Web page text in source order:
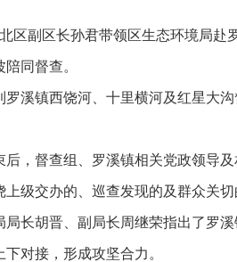
区副区长孙君带领区生态环境局
同督查。
罗溪镇西饶河、十里横河及红星大
后，督查组、罗溪镇相关党政领导
上级交办的、巡查发现的及群众关
局长胡晋、副局长周继荣指出了罗
对接，形成攻坚合力。